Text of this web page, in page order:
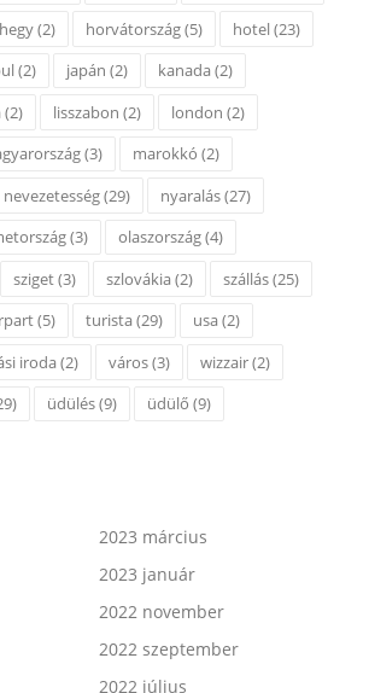
hegy(2) horvátország(5) hotel(23)
(2) japán (2) kanada(2)
(2) lisszabon (2) london (2)
(3) marokkó (2)
nevezetesség(29) nyaralás(27)
(3) olaszország(4)
sziget(3) szlovákia(2) szállás(25)
(5) turista(29) usa(2)
iroda(2) város(3) wizzair(2)
üdülés(9) üdülő (9)
2023 március
2023 január
2022 november
2022 szeptember
2022 július